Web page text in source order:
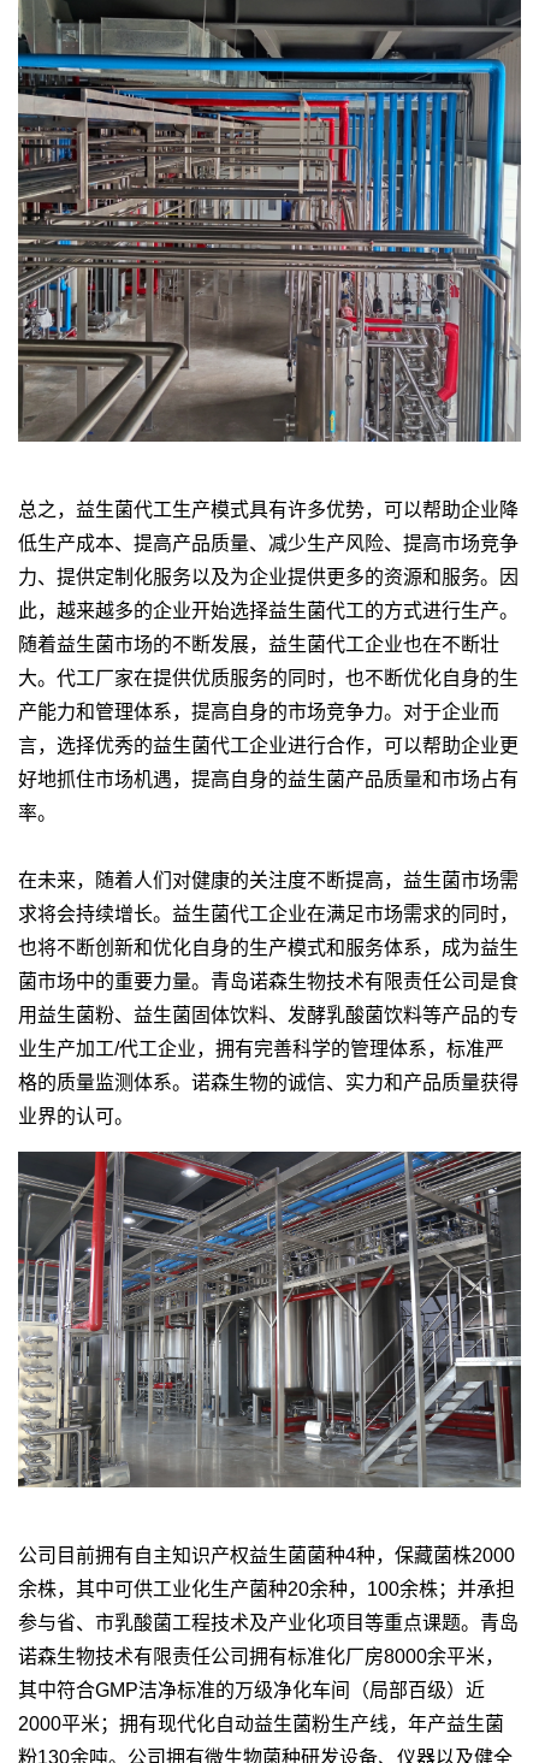
总之，益生菌代工生产模式具有许多优势，可以帮助企业降
低生产成本、提高产品质量、减少生产风险、提高市场竞争
力、提供定制化服务以及为企业提供更多的资源和服务。因
此，越来越多的企业开始选择益生菌代工的方式进行生产。
随着益生菌市场的不断发展，益生菌代工企业也在不断壮
大。代工厂家在提供优质服务的同时，也不断优化自身的生
产能力和管理体系，提高自身的市场竞争力。对于企业而
言，选择优秀的益生菌代工企业进行合作，可以帮助企业更
好地抓住市场机遇，提高自身的益生菌产品质量和市场占有
率。
在未来，随着人们对健康的关注度不断提高，益生菌市场需
求将会持续增长。益生菌代工企业在满足市场需求的同时，
也将不断创新和优化自身的生产模式和服务体系，成为益生
菌市场中的重要力量。青岛诺森生物技术有限责任公司是食
用益生菌粉、益生菌固体饮料、发酵乳酸菌饮料等产品的专
业生产加工/代工企业，拥有完善科学的管理体系，标准严
格的质量监测体系。诺森生物的诚信、实力和产品质量获得
业界的认可。
公司目前拥有自主知识产权益生菌菌种4种，保藏菌株2000
余株，其中可供工业化生产菌种20余种，100余株；并承担
参与省、市乳酸菌工程技术及产业化项目等重点课题。青岛
诺森生物技术有限责任公司拥有标准化厂房8000余平米，
其中符合GMP洁净标准的万级净化车间（局部百级）近
2000平米；拥有现代化自动益生菌粉生产线，年产益生菌
粉130余吨。公司拥有微生物菌种研发设备、仪器以及健全